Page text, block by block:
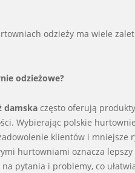
odzieży ma wiele
odzieżowe?
damska często oferują
Wybierając polskie
klientów i mniejsze
hurtowniami oznacza
pytania i problemy, co